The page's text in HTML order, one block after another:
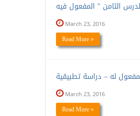
March 23, 2016
Read More »
March 23, 2016
Read More »